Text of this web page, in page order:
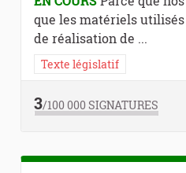
que les matériels
de réalisation de ...
Texte législatif
3/100 000SIGNATURES